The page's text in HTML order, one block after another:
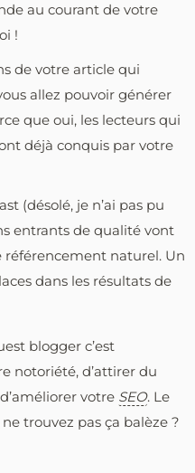
au courant de votre
!
de votre article qui
allez pouvoir générer
que oui, les lecteurs qui
déjà conquis par votre
(désolé, je n’ai pas pu
entrants de qualité vont
naturel. Un
dans les résultats de
blogger c’est
notoriété, d’attirer du
votre SEO. Le
trouvez pas ça balèze ?